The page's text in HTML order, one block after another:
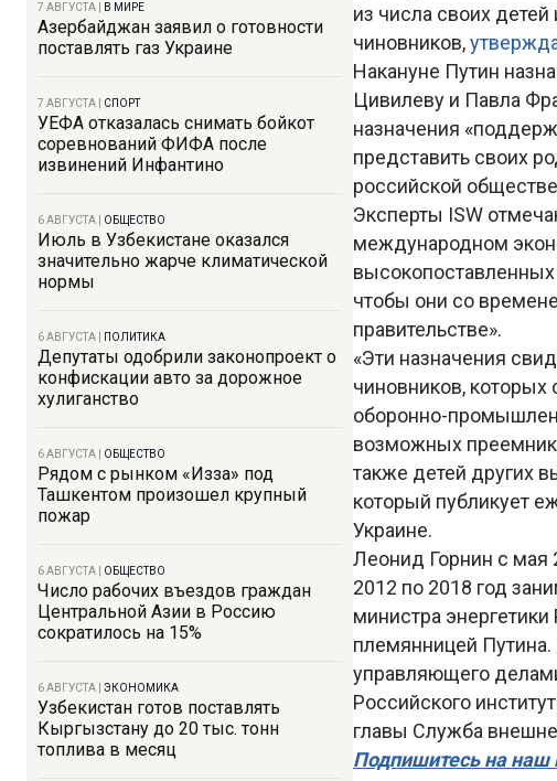
7 АВГУСТА В МИРЕ
Азербайджан заявил о готовности
поставлять газ Украине
7 АВГУСТА СПОРТ
УЕФА отказалась снимать бойкот
соревнований ФИФА после
извинений Инфантино
6 АВГУСТА ОБЩЕСТВО
Июль в Узбекистане оказался
значительно жарче климатической
нормы
6 АВГУСТА ПОЛИТИКА
Депутаты одобрили законопроект о
конфискации авто за дорожное
хулиганство
6 АВГУСТА ОБЩЕСТВО
Рядом с рынком «Изза» под
Ташкентом произошел крупный
пожар
6 АВГУСТА ОБЩЕСТВО
Число рабочих въездов граждан
Центральной Азии в Россию
сократилось на 15%
6 АВГУСТА ЭКОНОМИКА
Узбекистан готов поставлять
Кыргызстану до 20 тыс. тонн
топлива в месяц
из числа своих
чиновников,
Накануне Путин
Цивилеву и Павла
назначения
представить своих
российской
Эксперты ISW
международном
высокопоставленных
чтобы они со
правительстве».
«Эти назначения
чиновников,
оборонно-
возможных
также детей других
который публикует
Украине.
Леонид Горнин с мая
2012 по 2018 год
министра
племянницей
управляющего
Российского
главы Служба
Подпишитесь на наш